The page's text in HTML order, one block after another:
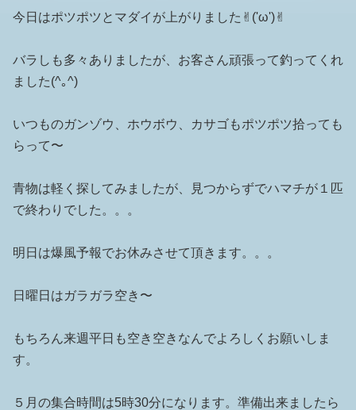
今日はポツポツとマダイが上がりました✌︎('ω')✌︎
バラしも多々ありましたが、お客さん頑張って釣ってくれ
ました(^｡^)
いつものガンゾウ、ホウボウ、カサゴもポツポツ拾っても
らって〜
青物は軽く探してみましたが、見つからずでハマチが１匹
で終わりでした。。。
明日は爆風予報でお休みさせて頂きます。。。
日曜日はガラガラ空き〜
もちろん来週平日も空き空きなんでよろしくお願いしま
す。
５月の集合時間は5時30分になります。準備出来ましたら